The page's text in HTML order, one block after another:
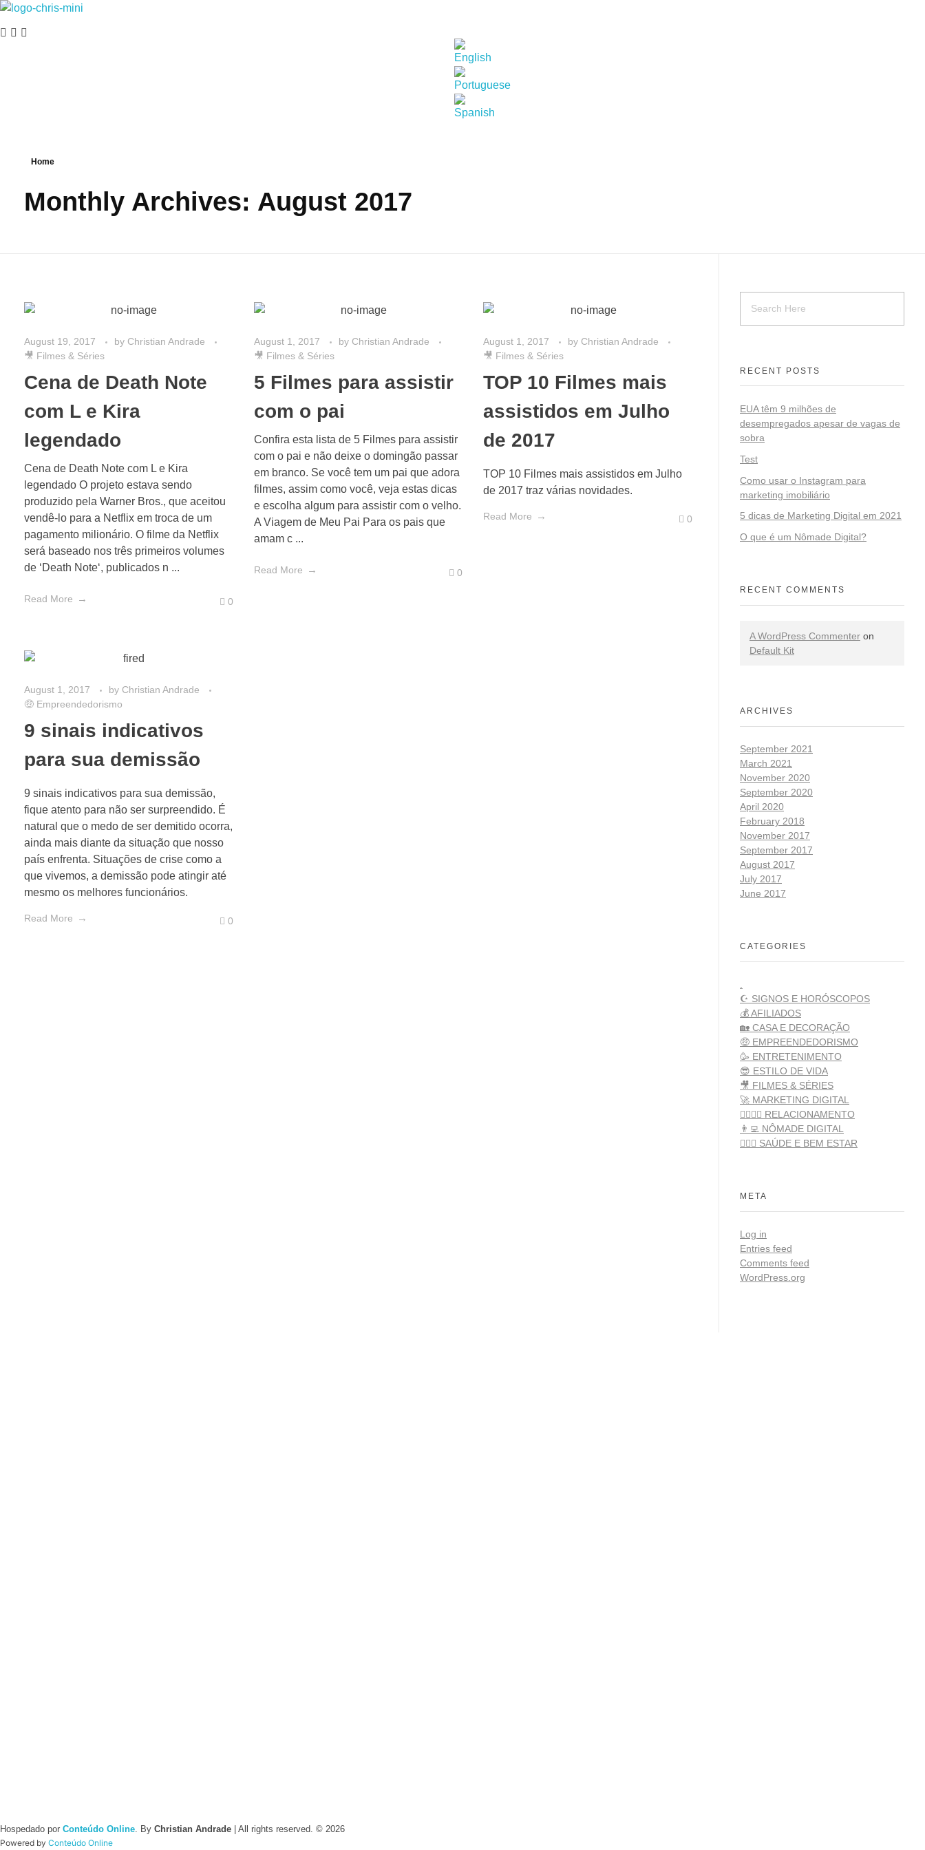
Eu Vivo Isso
Home
Monthly Archives: August 2017
August 19, 2017 by Christian Andrade
🎥 Filmes & Séries
Cena de Death Note
com L e Kira
legendado
Cena de Death Note com L e Kira
legendado O projeto estava sendo
produzido pela Warner Bros., que aceitou
vendê-lo para a Netflix em troca de um
pagamento milionário. O filme da Netflix
será baseado nos três primeiros volumes
de ‘Death Note‘, publicados n ...
Read More 0
August 1, 2017 by Christian Andrade
🎥 Filmes & Séries
5 Filmes para assistir
com o pai
Confira esta lista de 5 Filmes para assistir
com o pai e não deixe o domingão passar
em branco. Se você tem um pai que adora
filmes, assim como você, veja estas dicas
e escolha algum para assistir com o velho.
A Viagem de Meu Pai Para os pais que
amam c ...
Read More 0
August 1, 2017 by Christian Andrade
🎥 Filmes & Séries
TOP 10 Filmes mais
assistidos em Julho
de 2017
TOP 10 Filmes mais assistidos em Julho
de 2017 traz várias novidades.
Read More 0
August 1, 2017 by Christian Andrade
🤑 Empreendedorismo
9 sinais indicativos
para sua demissão
9 sinais indicativos para sua demissão,
fique atento para não ser surpreendido. É
natural que o medo de ser demitido ocorra,
ainda mais diante da situação que nosso
país enfrenta. Situações de crise como a
que vivemos, a demissão pode atingir até
mesmo os melhores funcionários.
Read More 0
RECENT POSTS
EUA têm 9 milhões de
desempregados apesar de vagas de
sobra
Test
Como usar o Instagram para
marketing imobiliário
5 dicas de Marketing Digital em 2021
O que é um Nômade Digital?
RECENT COMMENTS
A WordPress Commenter on
Default Kit
ARCHIVES
September 2021
March 2021
November 2020
September 2020
April 2020
February 2018
November 2017
September 2017
August 2017
July 2017
June 2017
CATEGORIES
.
☪️ SIGNOS E HORÓSCOPOS
💰 AFILIADOS
🏡 CASA E DECORAÇÃO
🤑 EMPREENDEDORISMO
🥳 ENTRETENIMENTO
😎 ESTILO DE VIDA
🎥 FILMES & SÉRIES
🚀 MARKETING DIGITAL
👩‍❤️‍💋‍👨 RELACIONAMENTO
👨‍💻 NÔMADE DIGITAL
👨🏻‍⚕️ SAÚDE E BEM ESTAR
META
Log in
Entries feed
Comments feed
WordPress.org
Hospedado por Conteúdo Online. By Christian Andrade | All rights reserved. © 2026
Powered by Conteúdo Online